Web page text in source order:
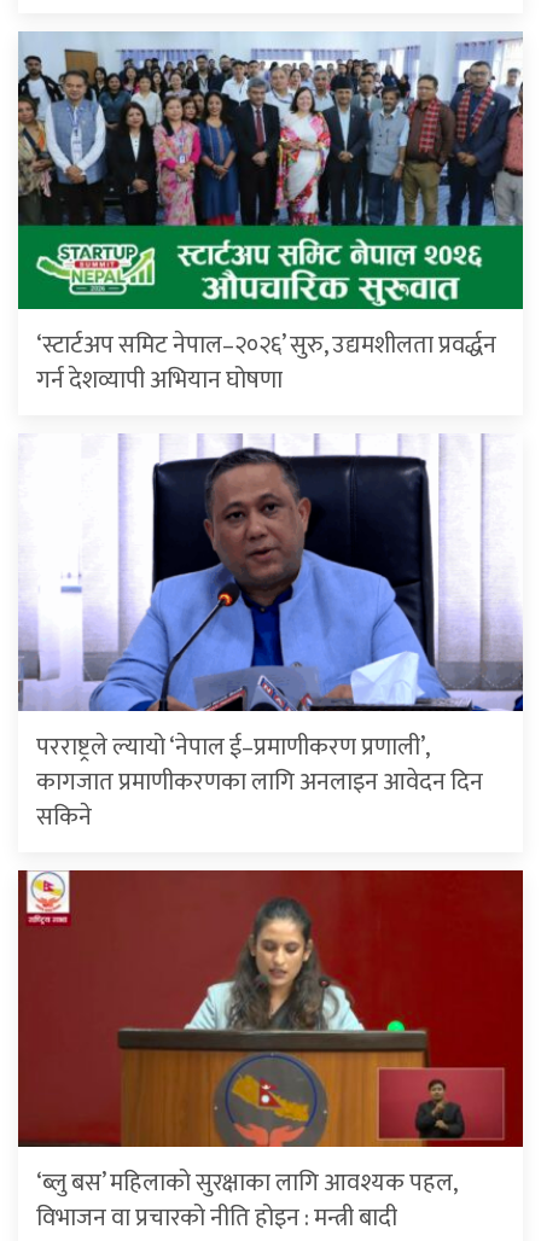
‘स्टार्टअप समिट नेपाल–२०२६’ सुरु, उद्यमशीलता प्रवर्द्धन
गर्न देशव्यापी अभियान घोषणा
परराष्ट्रले ल्यायो ‘नेपाल ई–प्रमाणीकरण प्रणाली’,
कागजात प्रमाणीकरणका लागि अनलाइन आवेदन दिन
सकिने
‘ब्लु बस’ महिलाको सुरक्षाका लागि आवश्यक पहल,
विभाजन वा प्रचारको नीति होइन : मन्त्री बादी